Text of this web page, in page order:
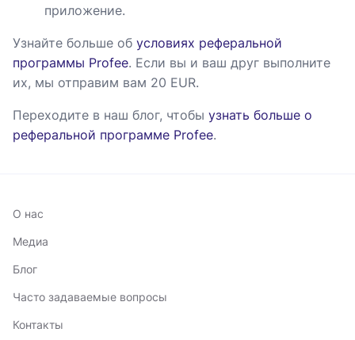
приложение.
Узнайте больше об условиях реферальной
программы Profee. Если вы и ваш друг выполните
их, мы отправим вам 20 EUR.
Переходите в наш блог, чтобы узнать больше о
реферальной программе Profee.
О нас
Медиа
Блог
Часто задаваемые вопросы
Контакты